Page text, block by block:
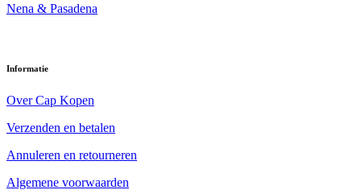
Nena & Pasadena
Informatie
Over Cap Kopen
Verzenden en betalen
Annuleren en retourneren
Algemene voorwaarden